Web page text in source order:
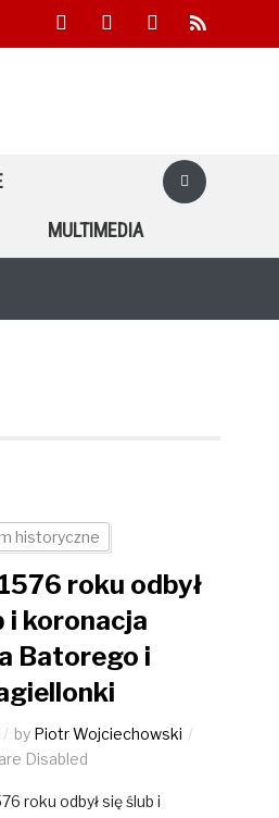
facebookyoutube twitter rss
MULTIMEDIA
historyczne
roku odbył
i koronacja
Batorego i
by Piotr Wojciechowski
Disabled
roku odbył się ślub i